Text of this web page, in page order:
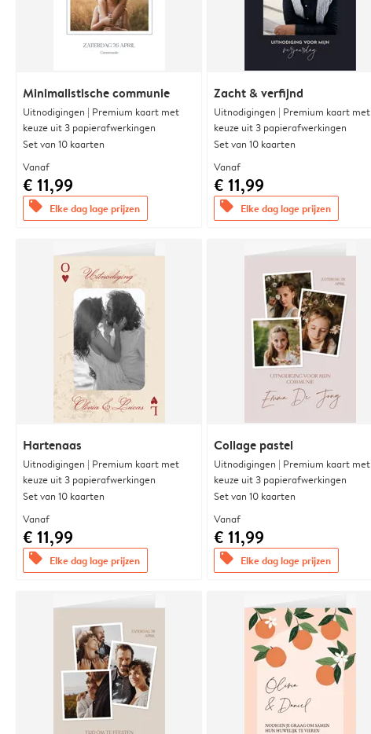
Minimalistische communie
Uitnodigingen | Premium kaart met
keuze uit 3 papierafwerkingen
Set van 10 kaarten
Vanaf
€ 11,99
offers Elke dag lage prijzen
Zacht & verfijnd
Uitnodigingen | Premium kaart met
keuze uit 3 papierafwerkingen
Set van 10 kaarten
Vanaf
€ 11,99
offers Elke dag lage prijzen
Hartenaas
Uitnodigingen | Premium kaart met
keuze uit 3 papierafwerkingen
Set van 10 kaarten
Vanaf
€ 11,99
offers Elke dag lage prijzen
Collage pastel
Uitnodigingen | Premium kaart met
keuze uit 3 papierafwerkingen
Set van 10 kaarten
Vanaf
€ 11,99
offers Elke dag lage prijzen